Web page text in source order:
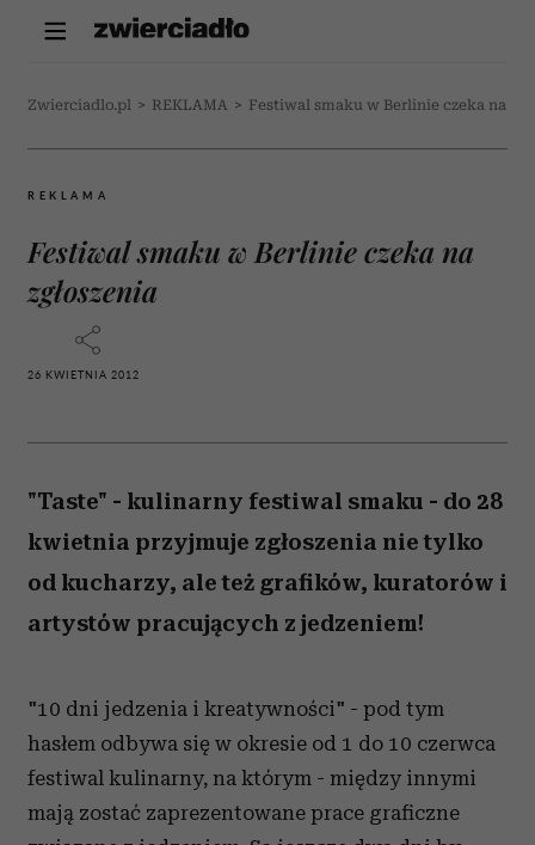
Zwierciadlo.pl > REKLAMA > Festiwal smaku w Berlinie czeka na
REKLAMA
Festiwal smaku w Berlinie czeka na
zgłoszenia
26 KWIETNIA 2012
"Taste" - kulinarny festiwal smaku - do 28
kwietnia przyjmuje zgłoszenia nie tylko
od kucharzy, ale też grafików, kuratorów i
artystów pracujących z jedzeniem!
"10 dni jedzenia i kreatywności" - pod tym
hasłem odbywa się w okresie od 1 do 10 czerwca
festiwal kulinarny, na którym - między innymi
mają zostać zaprezentowane prace graficzne